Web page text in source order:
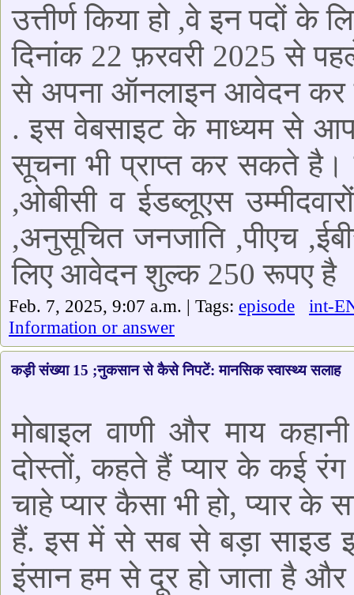
उत्तीर्ण किया हो ,वे इन पदों
दिनांक 22 फ़रवरी 2025 से
से अपना ऑनलाइन आवेदन कर
. इस वेबसाइट के माध्यम से
सूचना भी प्राप्त कर सकते है।
,ओबीसी व ईडब्लूएस
,अनुसूचित जनजाति ,पीएच
लिए आवेदन शुल्क 250 रूपए है
Feb. 7, 2025, 9:07 a.m. | Tags: episode
int-
Information or answer
कड़ी संख्या 15 ;नुकसान से कैसे निपटें: मानसिक स्वास्थ्य सलाह
मोबाइल वाणी और माय
दोस्तों, कहते हैं प्यार के कई
चाहे प्यार कैसा भी हो, प्यार
हैं. इस में से सब से बड़ा साइड
इंसान हम से दूर हो जाता है